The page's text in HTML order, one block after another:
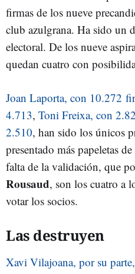
firmas de los nueve
club azulgrana. Ha sido un
electoral. De los nueve
quedan cuatro con
Joan Laporta, con 10.272
4.713, Toni Freixa, con
2.510, han sido los únicos
presentado más papeletas
falta de la validación, que
Rousaud, son los cuatro a
votar los socios.
Las destruyen
Xavi Vilajoana, por su